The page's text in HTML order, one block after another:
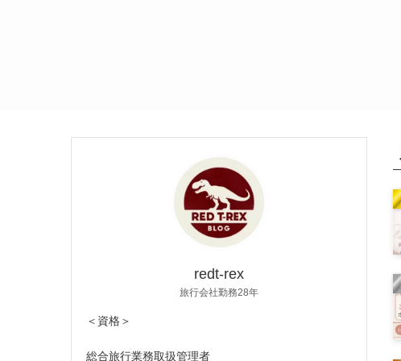
redt-rex
旅行会社勤務28年
＜資格＞
総合旅行業務取扱管理者